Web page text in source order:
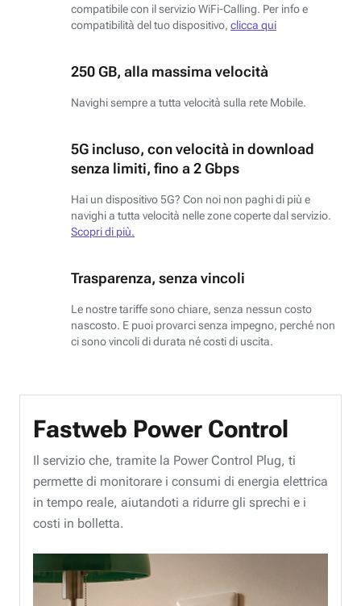
compatibile con il servizio WiFi-Calling. Per info e
compatibilità del tuo dispositivo, clicca qui
250 GB, alla massima velocità
Navighi sempre a tutta velocità sulla rete Mobile.
5G incluso, con velocità in download
senza limiti, fino a 2 Gbps
Hai un dispositivo 5G? Con noi non paghi di più e
navighi a tutta velocità nelle zone coperte dal servizio.
Scopri di più.
Trasparenza, senza vincoli
Le nostre tariffe sono chiare, senza nessun costo
nascosto. E puoi provarci senza impegno, perché non
ci sono vincoli di durata né costi di uscita.
Fastweb Power Control
Il servizio che, tramite la Power Control Plug, ti
permette di monitorare i consumi di energia elettrica
in tempo reale, aiutandoti a ridurre gli sprechi e i
costi in bolletta.